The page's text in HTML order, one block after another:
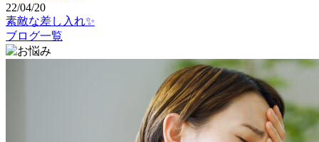
22/04/20
素敵な差し入れ✨
ブログ一覧